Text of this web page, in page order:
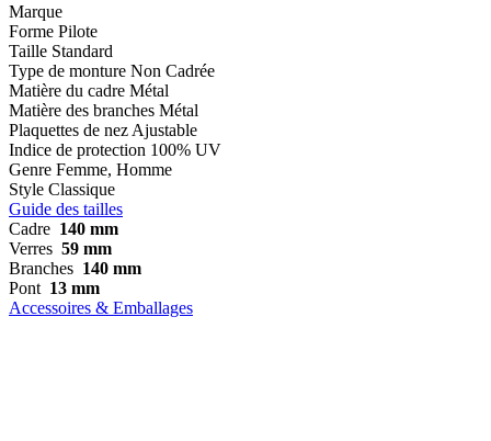
Marque
Forme Pilote
Taille Standard
Type de monture Non Cadrée
Matière du cadre Métal
Matière des branches Métal
Plaquettes de nez Ajustable
Indice de protection 100% UV
Genre Femme, Homme
Style Classique
Guide des tailles
Cadre 140 mm
Verres 59 mm
Branches 140 mm
Pont 13 mm
Accessoires & Emballages